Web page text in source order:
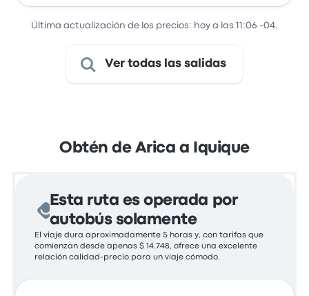
Última actualización de los precios: hoy a las 11:06 -04.
Ver todas las salidas
Obtén de Arica a Iquique
Esta ruta es operada por
autobús solamente
El viaje dura aproximadamente 5 horas y, con tarifas que
comienzan desde apenas $ 14.748, ofrece una excelente
relación calidad-precio para un viaje cómodo.